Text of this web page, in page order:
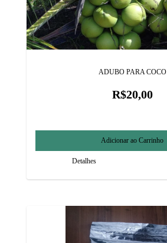
ADUBO PARA COCO
R$20,00
Detalhes